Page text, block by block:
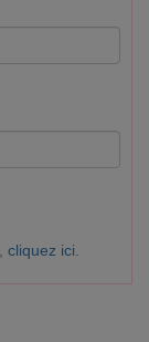
cliquez ici